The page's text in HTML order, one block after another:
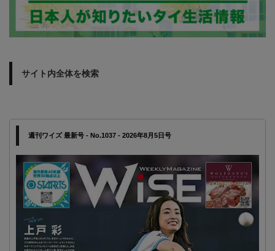
サイト内全体を検索
週刊ワイズ 最新号 - No.1037 - 2026年8月5日号